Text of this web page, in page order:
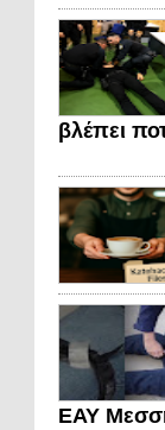
βλέπει
ΕΑΥ